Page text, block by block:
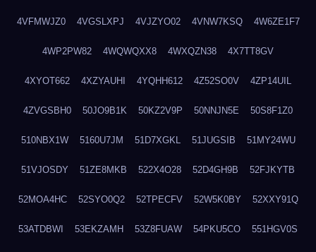
4VFMWJZ0 4VGSLXPJ 4VJZYO02 4VNW7KSQ 4W6ZE1F7
4WP2PW82 4WQWQXX8 4WXQZN38 4X7TT8GV
4XYOT662 4XZYAUHI 4YQHH612 4Z52SO0V 4ZP14UIL
4ZVGSBH0 50JO9B1K 50KZ2V9P 50NNJN5E 50S8F1Z0
510NBX1W 5160U7JM 51D7XGKL 51JUGSIB 51MY24WU
51VJOSDY 51ZE8MKB 522X4O28 52D4GH9B 52FJKYTB
52MOA4HC 52SYO0Q2 52TPECFV 52W5K0BY 52XXY91Q
53ATDBWI 53EKZAMH 53Z8FUAW 54PKU5CO 551HGV0S